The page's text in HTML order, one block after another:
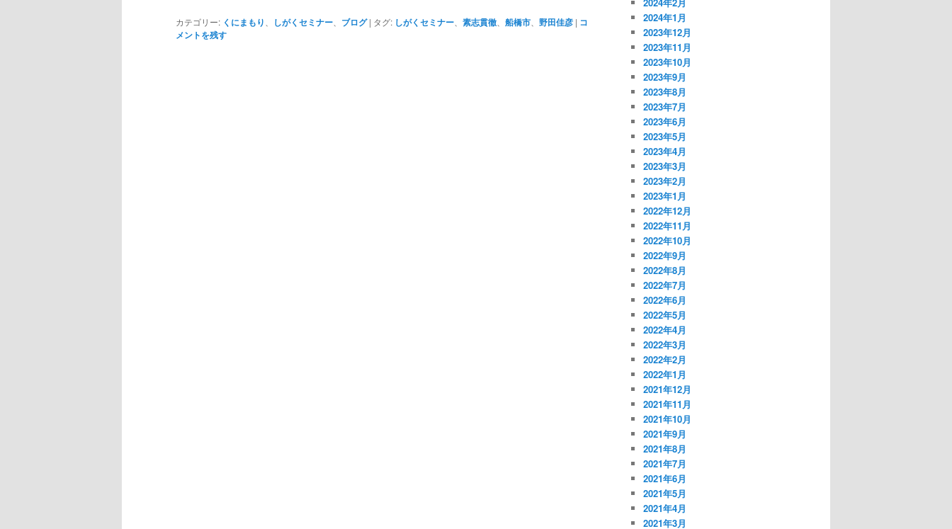
カテゴリー: くにまもり しがくセミナー ブログ | タグ: しがくセミナー 素志貫徹 船橋市 野田佳彦 | コ
メントを残す
2024年1月
2023年12月
2023年11月
2023年10月
2023年9月
2023年8月
2023年7月
2023年6月
2023年5月
2023年4月
2023年3月
2023年2月
2023年1月
2022年12月
2022年11月
2022年10月
2022年9月
2022年8月
2022年7月
2022年6月
2022年5月
2022年4月
2022年3月
2022年2月
2022年1月
2021年12月
2021年11月
2021年10月
2021年9月
2021年8月
2021年7月
2021年6月
2021年5月
2021年4月
2021年3月